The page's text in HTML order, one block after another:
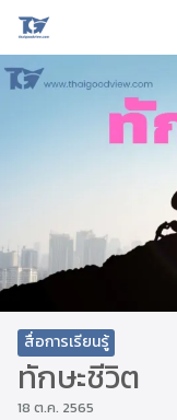
Skip
content
Search
for:
สื่อการเรียนรู้
ทักษะชีวิต
18 ต.ค. 2565